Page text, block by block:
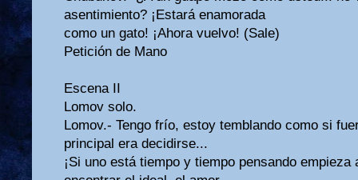
asentimiento? ¡Estará enamorada
como un gato! ¡Ahora vuelvo! (Sale)
Petición de Mano
Escena II
Lomov solo.
Lomov.- Tengo frío, estoy temblando como si
principal era decidirse...
¡Si uno está tiempo y tiempo pensando